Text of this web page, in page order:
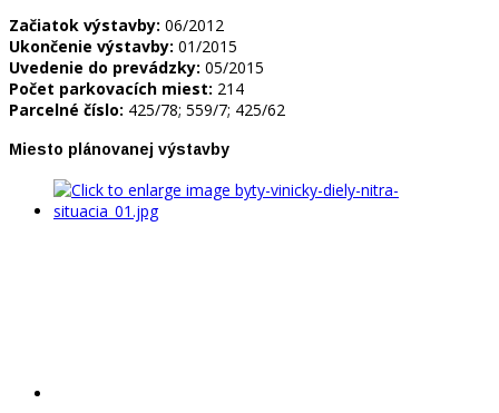
Začiatok výstavby: 06/2012
Ukončenie výstavby: 01/2015
Uvedenie do prevádzky: 05/2015
Počet parkovacích miest: 214
Parcelné číslo: 425/78; 559/7; 425/62
Miesto plánovanej výstavby